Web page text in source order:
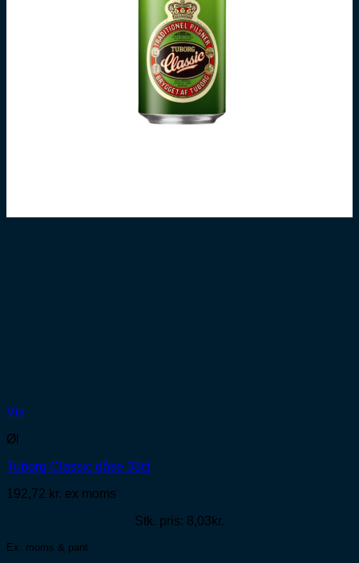
Vis
Øl
Tuborg Classic dåse 33cl
192,72 kr. ex moms
Stk. pris: 8,03kr.
Ex. moms & pant